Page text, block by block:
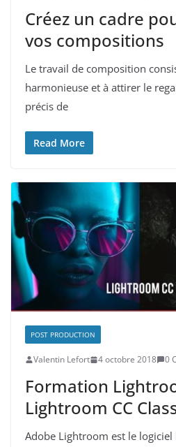
Créez un cadre
vos compositions
Le travail de composition
harmonieuse et à attirer le
précis de
Read More
POST PRODUCTION
Valentin Lefort 4 octobre 2018 0
Formation
Lightroom CC
Adobe Lightroom est le